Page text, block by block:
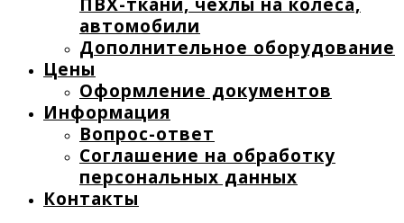
автомобили
Дополнительное оборудование
Цены
Оформление документов
Информация
Вопрос-ответ
Соглашение на обработку
персональных данных
Контакты